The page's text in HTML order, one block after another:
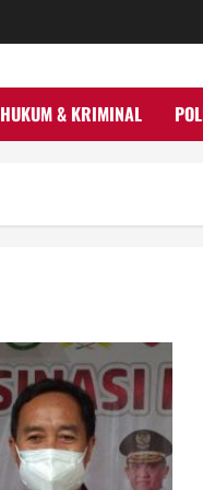
HUKUM & KRIMINAL